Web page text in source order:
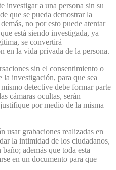
investigar a una persona sin su
que se pueda demostrar la
no por esto puede atentar
está siendo investigada, ya
se convertirá
en la vida privada de la persona.
sin el consentimiento o
investigación, para que sea
detective debe formar parte
cámaras ocultas, serán
por medio de la misma
usar grabaciones realizadas en
la intimidad de los ciudadanos,
además que toda esta
en un documento para que